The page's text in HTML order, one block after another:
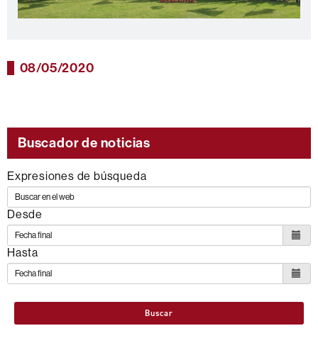
08/05/2020
Buscador de noticias
Expresiones de búsqueda
Desde
Hasta
Buscar